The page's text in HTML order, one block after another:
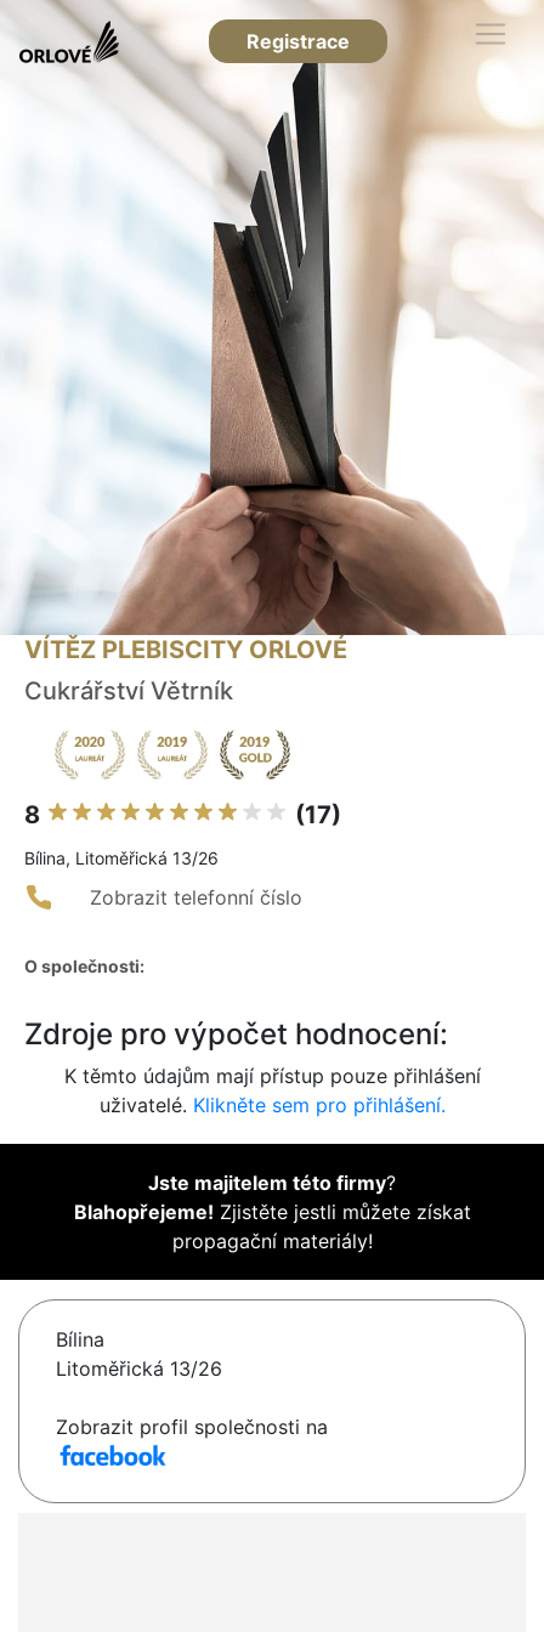
Registrace
VÍTĚZ PLEBISCITY ORLOVÉ
Cukrářství Větrník
8 (17)
Bílina, Litoměřická 13/26
Zobrazit telefonní číslo
O společnosti:
Zdroje pro výpočet hodnocení:
K těmto údajům mají přístup pouze přihlášení
uživatelé. Klikněte sem pro přihlášení.
Jste majitelem této firmy?
Blahopřejeme! Zjistěte jestli můžete získat
propagační materiály!
Bílina
Litoměřická 13/26
Zobrazit profil společnosti na